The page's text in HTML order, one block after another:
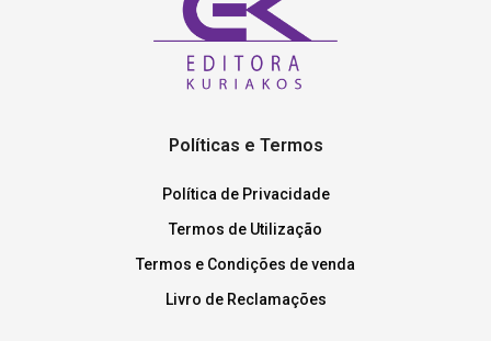
Políticas e Termos
Política de Privacidade
Termos de Utilização
Termos e Condições de venda
Livro de Reclamações